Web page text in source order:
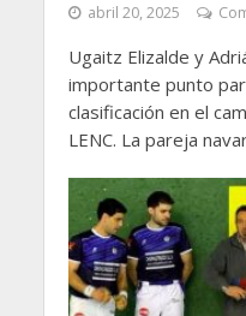
abril 20, 2025
Ugaitz Elizalde y
importante punto
clasificación en el
LENC. La pareja